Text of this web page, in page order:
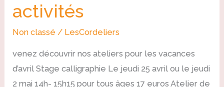
activités
Non classé / LesCordeliers
venez découvrir nos ateliers pour les vacances
d’avril Stage calligraphie Le jeudi 25 avril ou le jeudi
2 mai 14h- 15h15 pour tous âges 17 euros Atelier de